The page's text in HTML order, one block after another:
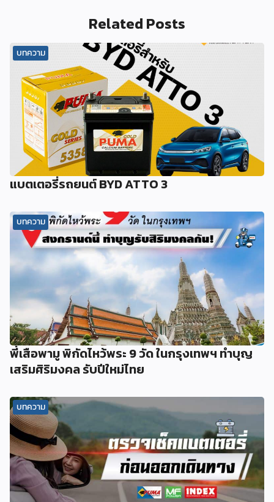
Related Posts
บทความ
แบตเตอรี่รถยนต์ BYD ATTO 3
บทความ
พี่เสือพามู พิกัดไหว้พระ 9 วัด ในกรุงเทพฯ ทำบุญ
เสริมศิริมงคล รับปีใหม่ไทย
บทความ